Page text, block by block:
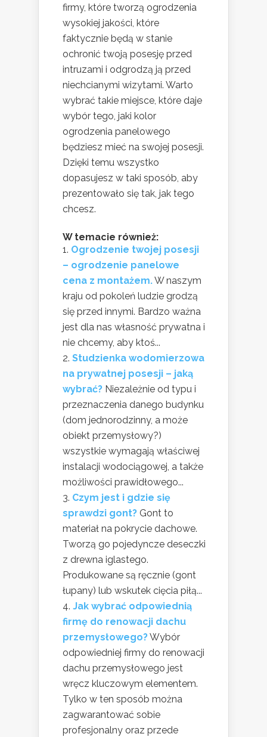
firmy, które tworzą ogrodzenia
wysokiej jakości, które
faktycznie będą w stanie
ochronić twoją posesję przed
intruzami i odgrodzą ją przed
niechcianymi wizytami. Warto
wybrać takie miejsce, które daje
wybór tego, jaki kolor
ogrodzenia panelowego
będziesz mieć na swojej posesji.
Dzięki temu wszystko
dopasujesz w taki sposób, aby
prezentowało się tak, jak tego
chcesz.
W temacie również:
Ogrodzenie twojej posesji
– ogrodzenie panelowe
cena z montażem.W naszym
kraju od pokoleń ludzie grodzą
się przed innymi. Bardzo ważna
jest dla nas własność prywatna i
nie chcemy, aby ktoś...
Studzienka wodomierzowa
na prywatnej posesji – jaką
wybrać? Niezależnie od typu i
przeznaczenia danego budynku
(dom jednorodzinny, a może
obiekt przemysłowy?)
wszystkie wymagają właściwej
instalacji wodociągowej, a także
możliwości prawidłowego...
Czym jest i gdzie się
sprawdzi gont? Gont to
materiał na pokrycie dachowe.
Tworzą go pojedyncze deseczki
z drewna iglastego.
Produkowane są ręcznie (gont
łupany) lub wskutek cięcia piłą...
Jak wybrać odpowiednią
firmę do renowacji dachu
przemysłowego?Wybór
odpowiedniej firmy do renowacji
dachu przemysłowego jest
wręcz kluczowym elementem.
Tylko w ten sposób można
zagwarantować sobie
profesjonalny oraz przede